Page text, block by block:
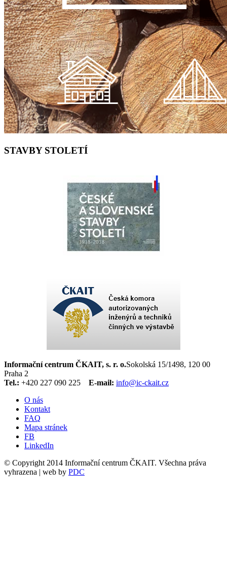
STAVBY STOLETÍ
Informační centrum ČKAIT, s. r. o.Sokolská 15/1498, 120 00
Praha 2
Tel.: +420 227 090 225 E-mail: info@ic-ckait.cz
O nás
Kontakt
FAQ
Mapa stránek
FB
LinkedIn
© Copyright 2014 Informační centrum ČKAIT. Všechna práva
vyhrazena | web by PDC